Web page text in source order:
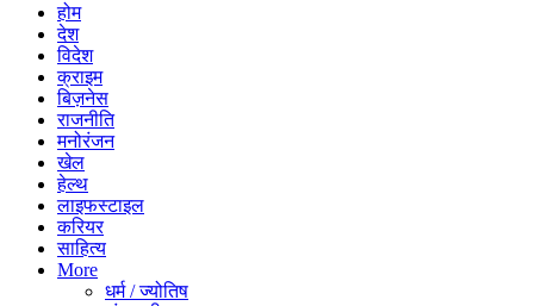
होम
देश
विदेश
क्राइम
बिज़नेस
राजनीति
मनोरंजन
खेल
हेल्थ
लाइफस्टाइल
करियर
साहित्य
More
धर्म / ज्योतिष